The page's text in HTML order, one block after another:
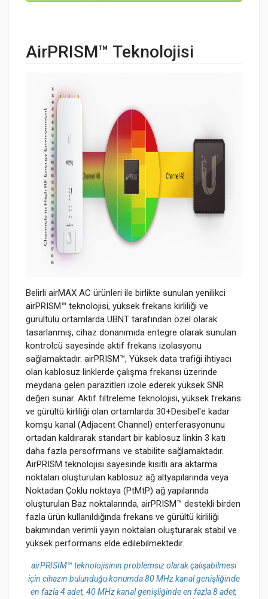
AirPRISM™ Teknolojisi
Belirli airMAX AC ürünleri ile birlikte sunulan yenilikci
airPRISM™ teknolojisi, yüksek frekans kirliliği ve
gürültülü ortamlarda UBNT tarafından özel olarak
tasarlanmış, cihaz donanımıda entegre olarak sunulan
kontrolcü sayesinde aktif frekans izolasyonu
sağlamaktadır. airPRISM™, Yüksek data trafiği ihtiyacı
olan kablosuz linklerde çalışma frekansı üzerinde
meydana gelen parazitleri izole ederek yüksek SNR
değeri sunar. Aktif filtreleme teknolojisi, yüksek frekans
ve gürültü kirliliği olan ortamlarda 30+Desibel'e kadar
komşu kanal (Adjacent Channel) enterferasyonunu
ortadan kaldırarak standart bir kablosuz linkin 3 katı
daha fazla persofrmans ve stabilite sağlamaktadır.
AirPRISM teknolojisi sayesinde kısıtlı ara aktarma
noktaları oluşturulan kablosuz ağ altyapılarında veya
Noktadan Çoklu noktaya (PtMtP) ağ yapılarında
oluşturulan Baz noktalarında, airPRISM™ destekli birden
fazla ürün kullanıldığında frekans ve gürültü kirliliği
bakımından verimli yayın noktaları oluşturarak stabil ve
yüksek performans elde edilebilmektedir.
airPRISIM™ teknolojisinin problemsiz olarak çalışabilmesi
için cihazın bulunduğu konumda 80 MHz kanal genişliğinde
en fazla 4 adet, 40 MHz kanal genişliğinde en fazla 8 adet,